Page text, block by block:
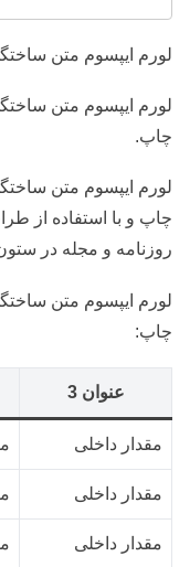
لورم ایپسوم متن
لورم ایپسوم متن
چاپ.
لورم ایپسوم متن
چاپ و با استفاده از
روزنامه و مجله در
لورم ایپسوم متن
چاپ:
عنوان 3
مقدار داخلی
مقدار داخلی
مقدار داخلی